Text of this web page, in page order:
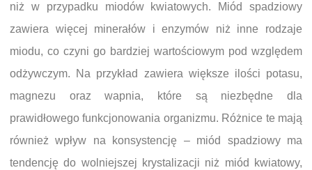
niż w przypadku miodów kwiatowych. Miód spadziowy
zawiera więcej minerałów i enzymów niż inne rodzaje
miodu, co czyni go bardziej wartościowym pod względem
odżywczym. Na przykład zawiera większe ilości potasu,
magnezu oraz wapnia, które są niezbędne dla
prawidłowego funkcjonowania organizmu. Różnice te mają
również wpływ na konsystencję – miód spadziowy ma
tendencję do wolniejszej krystalizacji niż miód kwiatowy,